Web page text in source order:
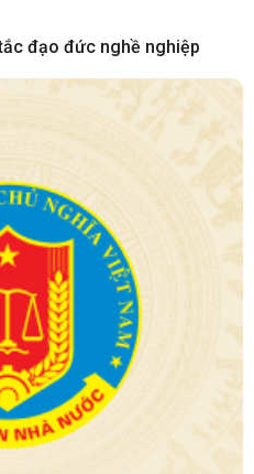
đạo đức nghề nghiệp